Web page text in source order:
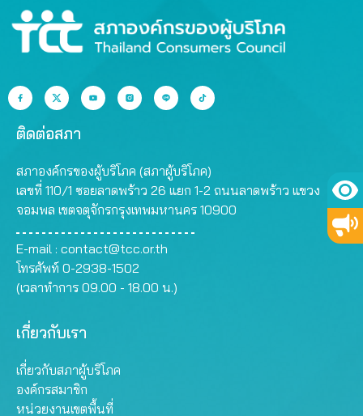
สถานศึกษา (School
Violence and
ติดต่อสภา
สภาองค์กรของผู้บริโภค (สภาผู้บริโภค)
เลขที่ 110/1 ซอยลาดพร้าว 26 แยก 1-2 ถนนลาดพร้าว แขวง
จอมพล เขตจตุจักรกรุงเทพมหานคร 10900
E-mail : contact@tcc.or.th
โทรศัพท์ 0-2938-1502
(เวลาทำการ 09.00 - 18.00 น.)
เกี่ยวกับเรา
เกี่ยวกับสภาผู้บริโภค
องค์กรสมาชิก
หน่วยงานเขตพื้นที่